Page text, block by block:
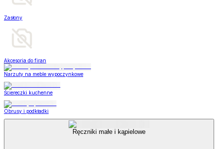
Zasłony
Akcesoria do firan
Narzuty na meble wypoczynkowe
Ściereczki kuchenne
Obrusy i podkładki
Ręczniki małe i kąpielowe